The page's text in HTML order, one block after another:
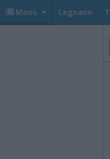
Menù Legnano